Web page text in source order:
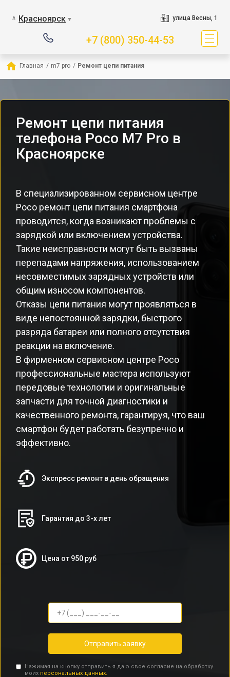
Красноярск ▼ улица Весны, 1
+7 (800) 350-44-53
Главная / m7 pro / Ремонт цепи питания
Ремонт цепи питания
телефона Poco M7 Pro в
Красноярске
В специализированном сервисном центре
Poco ремонт цепи питания смартфона
проводится, когда возникают проблемы с
зарядкой или включением устройства.
Такие неисправности могут быть вызваны
перепадами напряжения, использованием
несовместимых зарядных устройств или
общим износом компонентов.
Отказы цепи питания могут проявляться в
виде непостоянной зарядки, быстрого
разряда батареи или полного отсутствия
реакции на включение.
В фирменном сервисном центре Poco
профессиональные мастера используют
передовые технологии и оригинальные
запчасти для точной диагностики и
качественного ремонта, гарантируя, что ваш
смартфон будет работать безупречно и
эффективно.
Экспресс ремонт в день обращения
Гарантия до 3-х лет
Цена от 950 руб
Отправить заявку
Нажимая на кнопку отправить я даю свое согласие на обработку
моих персональных данных.